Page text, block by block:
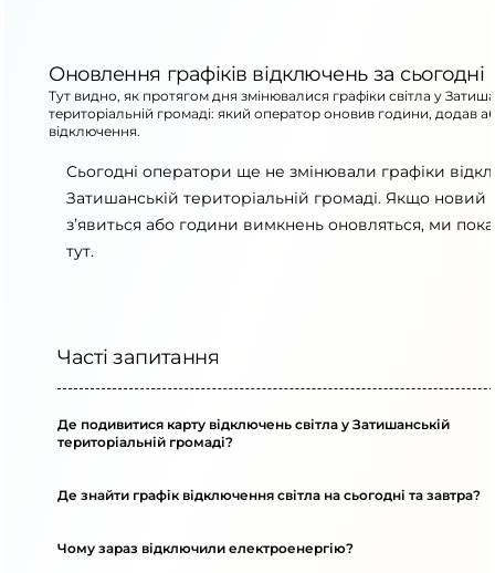
Оновлення графіків відключень за сьогодні
Тут видно, як протягом дня змінювалися графіки світла у
територіальній громаді: який оператор оновив години, додав
відключення.
Сьогодні оператори ще не змінювали графіки
Затишанській територіальній громаді. Якщо новий
з’явиться або години вимкнень оновляться, ми
тут.
Часті запитання
Де подивитися карту відключень світла у Затишанській
територіальній громаді?
Де знайти графік відключення світла на сьогодні та завтра?
Чому зараз відключили електроенергію?